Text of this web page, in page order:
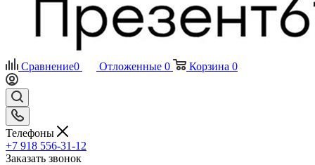
Сравнение0 Отложенные 0 Корзина 0
Телефоны
+7 918 556-31-12
Заказать звонок